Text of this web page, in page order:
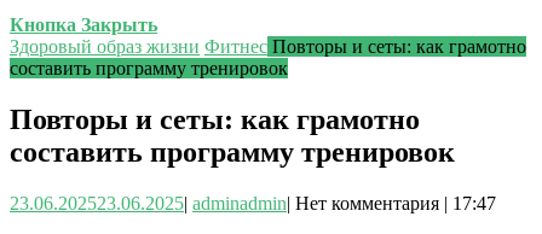
Кнопка Закрыть
Здоровый образ жизни Фитнес Повторы и сеты: как грамотно
составить программу тренировок
Повторы и сеты: как грамотно
составить программу тренировок
23.06.202523.06.2025| adminadmin| Нет комментария | 17:47